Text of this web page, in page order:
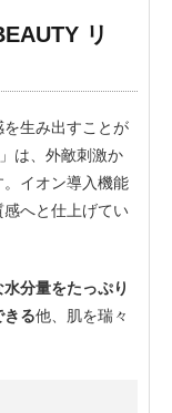
リ
生み出すことが
は、外敵刺激か
イオン導入機能
へと仕上げてい
水分量をたっぷり
きる他、肌を瑞々